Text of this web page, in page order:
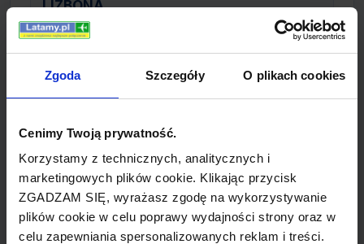
Zgoda Szczegóły O plikach cookies
Cenimy Twoją prywatność.
Korzystamy z technicznych, analitycznych i
marketingowych plików cookie. Klikając przycisk
ZGADZAM SIĘ, wyrażasz zgodę na wykorzystywanie
plików cookie w celu poprawy wydajności strony oraz w
celu zapewniania spersonalizowanych reklam i treści.
LIZBONA
TYP POŁĄCZENIA
z przesiadką
REZERWACJA
online lub telefoniczna
PŁATNOŚĆ
przelew, gotówka, karta